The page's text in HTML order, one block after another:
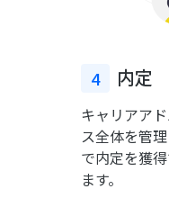
4 内定
キャリアア
ス全体を管
で内定を獲
ます。